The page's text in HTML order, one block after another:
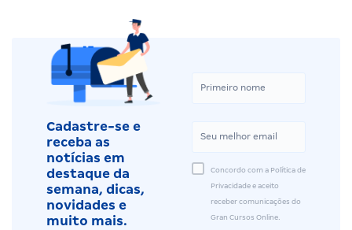
Cadastre-se e
receba as
notícias em
destaque da
semana, dicas,
novidades e
muito mais.
Concordo com a Política de
Privacidade e aceito
receber comunicações do
Gran Cursos Online.